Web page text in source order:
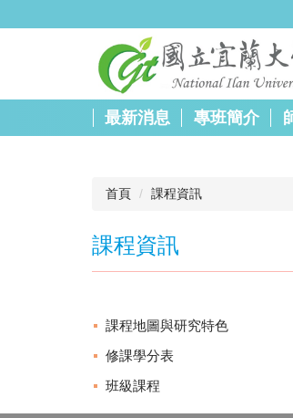
到
最新消息 專班簡介
首頁 課程資訊
課程資訊
課程地圖與研究特色
修課學分表
班級課程